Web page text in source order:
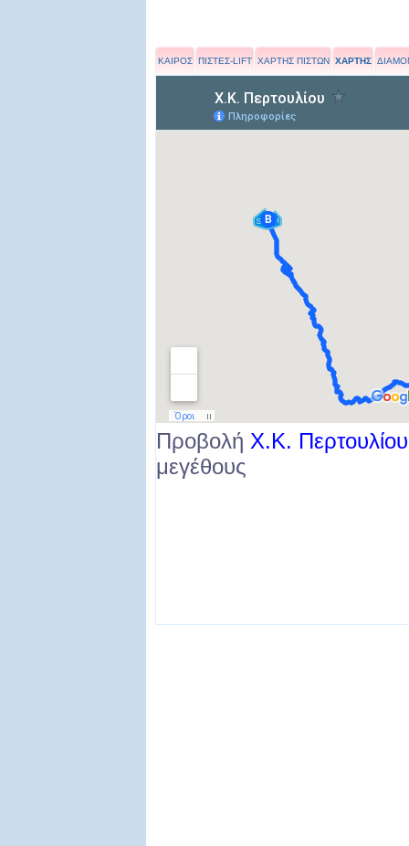
ΚΑΙΡΟΣ ΠΙΣΤΕΣ-LIFT ΧΑΡΤΗΣ ΠΙΣΤΩΝ ΧΑΡΤΗΣ
Προβολή Χ.Κ. Περτουλίου
μεγέθους